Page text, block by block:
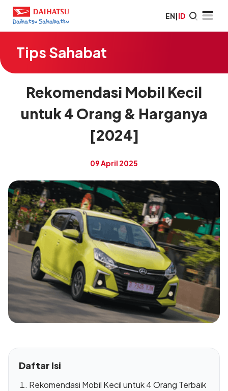
EN|ID
Tips Sahabat
Rekomendasi Mobil Kecil
untuk 4 Orang & Harganya
[2024]
09 April 2025
Daftar Isi
Rekomendasi Mobil Kecil untuk 4 Orang Terbaik